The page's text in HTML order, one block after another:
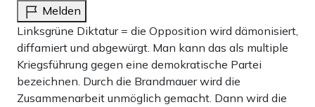
Melden
Linksgrüne Diktatur = die Opposition wird dämonisiert,
diffamiert und abgewürgt. Man kann das als multiple
Kriegsführung gegen eine demokratische Partei
bezeichnen. Durch die Brandmauer wird die
Zusammenarbeit unmöglich gemacht. Dann wird die